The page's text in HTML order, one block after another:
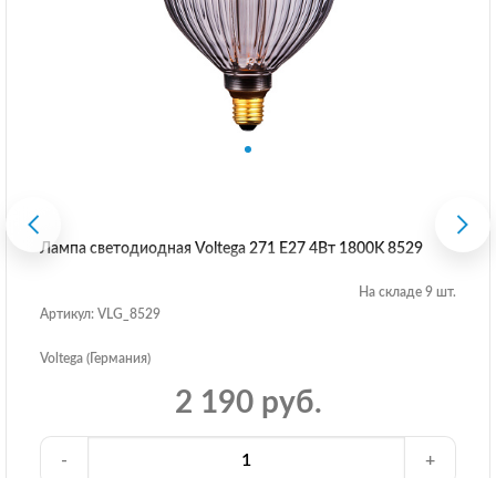
Лампа светодиодная Voltega 271 E27 4Вт 1800K 8529
На складе 9 шт.
Артикул: VLG_8529
Voltega (Германия)
2 190 руб.
- +